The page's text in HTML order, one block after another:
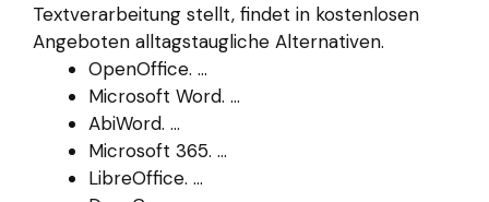
Textverarbeitung stellt, findet in kostenlosen
Angeboten alltagstaugliche Alternativen.
OpenOffice. ...
Microsoft Word. ...
AbiWord. ...
Microsoft 365. ...
LibreOffice. ...